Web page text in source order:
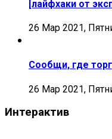
[лайфхаки от
26 Мар 2021,
Сообщи, где
26 Мар 2021,
Интерактив